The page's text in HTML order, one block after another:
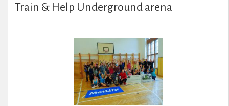
Train & Help Underground arena